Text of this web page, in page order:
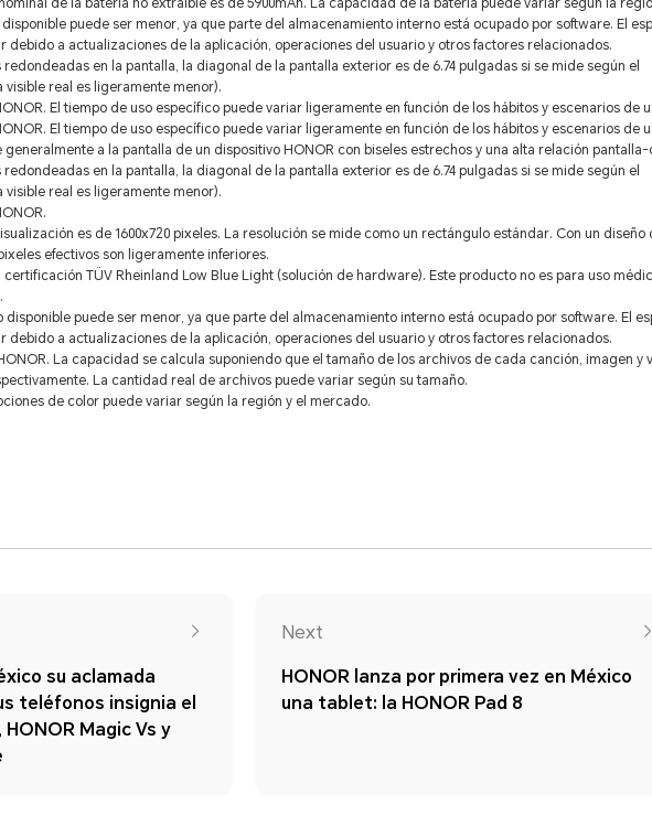
de la batería no extraíble es de 5900mAh. La capacidad de la batería puede variar según la
puede ser menor, ya que parte del almacenamiento interno está ocupado por software. El
debido a actualizaciones de la aplicación, operaciones del usuario y otros factores relacionados.
en la pantalla, la diagonal de la pantalla exterior es de 6.74 pulgadas si se mide según el
real es ligeramente menor).
El tiempo de uso específico puede variar ligeramente en función de los hábitos y escenarios de
El tiempo de uso específico puede variar ligeramente en función de los hábitos y escenarios de
generalmente a la pantalla de un dispositivo HONOR con biseles estrechos y una alta relación pantalla-
en la pantalla, la diagonal de la pantalla exterior es de 6.74 pulgadas si se mide según el
real es ligeramente menor).
es de 1600x720 pixeles. La resolución se mide como un rectángulo estándar. Con un diseño
efectivos son ligeramente inferiores.
certificación TÜV Rheinland Low Blue Light (solución de hardware). Este producto no es para uso
disponible puede ser menor, ya que parte del almacenamiento interno está ocupado por software. El
debido a actualizaciones de la aplicación, operaciones del usuario y otros factores relacionados.
La capacidad se calcula suponiendo que el tamaño de los archivos de cada canción, imagen y
La cantidad real de archivos puede variar según su tamaño.
de color puede variar según la región y el mercado.
su aclamada
teléfonos insignia el
HONOR Magic Vs y
Next
HONOR lanza por primera vez en México
una tablet: la HONOR Pad 8